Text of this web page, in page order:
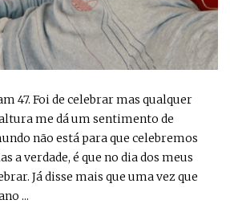
47. Foi de celebrar mas qualquer
me dá um sentimento de
não está para que celebremos
a verdade, é que no dia dos meus
Já disse mais que uma vez que
...